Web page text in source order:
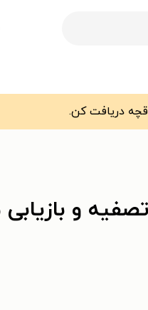
مهندسی فاضلاب متکف ۲۰۱۴؛